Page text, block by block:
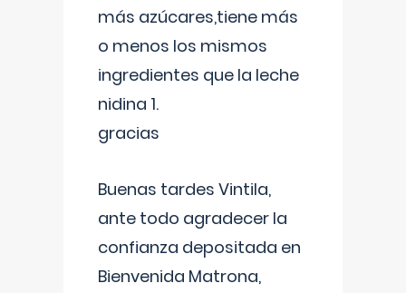
más azúcares,tiene más
o menos los mismos
ingredientes que la leche
nidina 1.
gracias
Buenas tardes Vintila,
ante todo agradecer la
confianza depositada en
Bienvenida Matrona,